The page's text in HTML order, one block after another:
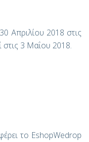
Απριλίου 2018 στις
στις 3 Μαΐου 2018.
το EshopWedrop